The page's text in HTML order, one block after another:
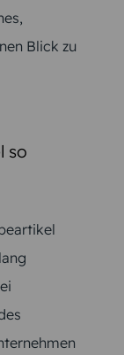
Blick zu
so